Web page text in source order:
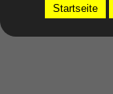
Startseite